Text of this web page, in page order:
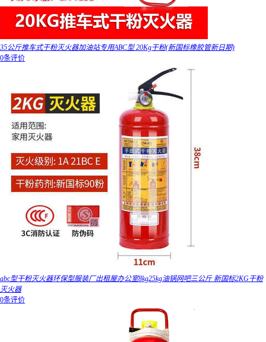
35公斤推车式干粉灭火器加油站专用ABC型 20Kg干粉(新国标橡胶管新日期)
0条评价
abc型干粉灭火器环保型服装厂出租屋办公室8kg25kg油锅网吧三公斤 新国标2KG干粉
灭火器
0条评价